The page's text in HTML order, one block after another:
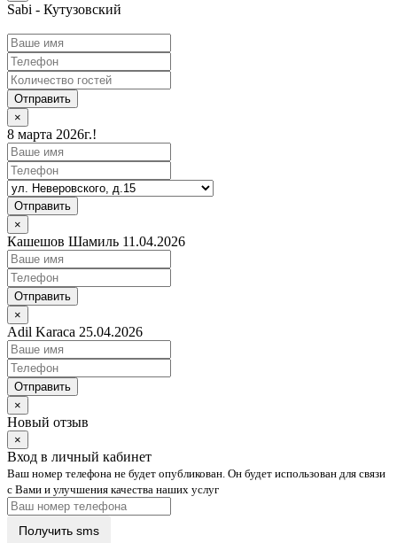
Sabi - Кутузовский
Отправить
×
8 марта 2026г.!
Отправить
×
Кашешов Шамиль 11.04.2026
Отправить
×
Adil Karaca 25.04.2026
Отправить
×
Новый отзыв
×
Вход в личный кабинет
Ваш номер телефона не будет опубликован. Он будет использован для связи
с Вами и улучшения качества наших услуг